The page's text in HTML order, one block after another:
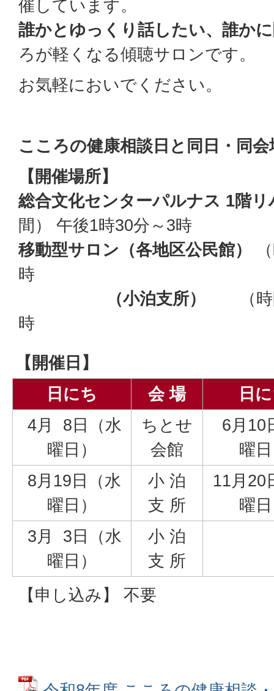
催しています。
誰かとゆっくり話したい、誰か
ろが軽くなる傾聴サロンです。
お気軽においでください。
こころの健康相談日と同日・同
【開催場所】
総合文化センターパルナス 1階
間） 午後1時30分～3時
移動型サロン（各地区公民館）
時
（小泊支所）
（
時
【開催日】
日にち
会 場
日
4月 8日（水
曜日）
ちとせ
会館
6月10
曜
8月19日（水
曜日）
小 泊
支 所
11月20
曜
3月 3日（水
曜日）
小 泊
支 所
【申し込み】 不要